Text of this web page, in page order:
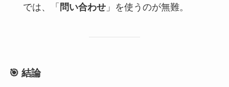
では、「 問い合わせ」を使うのが無難。
🎯 結論